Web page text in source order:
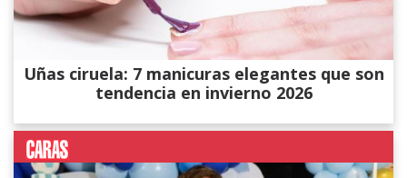
Uñas ciruela: 7 manicuras elegantes que son
tendencia en invierno 2026